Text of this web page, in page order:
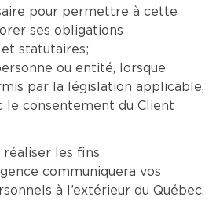
pour permettre à cette
ses obligations
statutaires;
ou entité, lorsque
par la législation applicable,
le consentement du Client
réaliser les fins
communiquera vos
à l’extérieur du Québec.